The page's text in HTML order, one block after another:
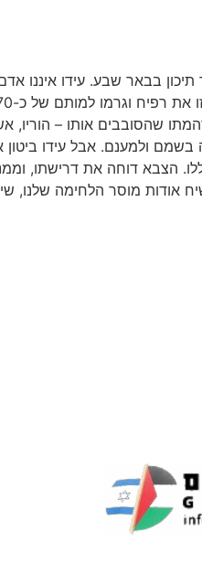
בבאר שבע. עידו איננו
שהסובבים אותו – הוריו,
ולמענם. אבל עידו ביטון
הללו. הצבא דוחה את דרישתו,
אודות מוסר הלחימה